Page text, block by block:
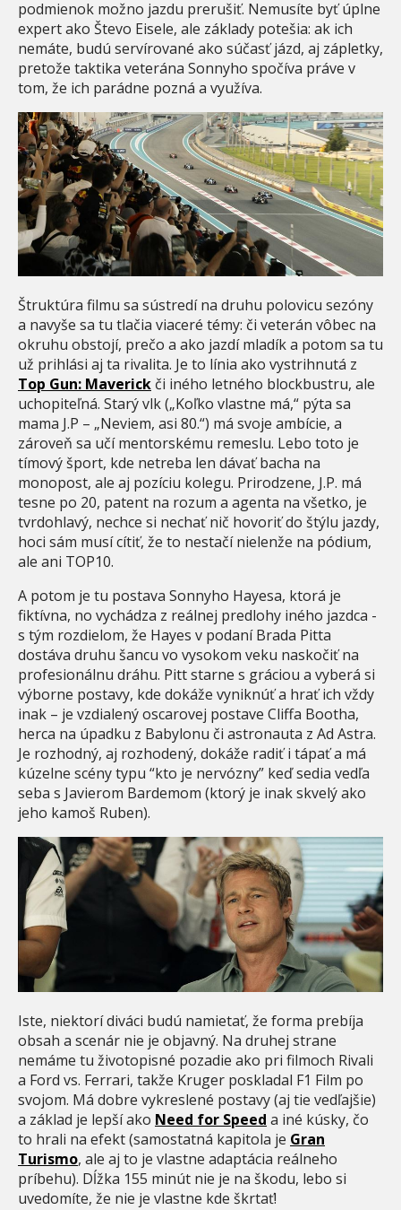
podmienok možno jazdu prerušiť. Nemusíte byť úplne
expert ako Števo Eisele, ale základy potešia: ak ich
nemáte, budú servírované ako súčasť jázd, aj zápletky,
pretože taktika veterána Sonnyho spočíva práve v
tom, že ich parádne pozná a využíva.
Štruktúra filmu sa sústredí na druhu polovicu sezóny
a navyše sa tu tlačia viaceré témy: či veterán vôbec na
okruhu obstojí, prečo a ako jazdí mladík a potom sa tu
už prihlási aj ta rivalita. Je to línia ako vystrihnutá z
Top Gun: Maverick či iného letného blockbustru, ale
uchopiteľná. Starý vlk („Koľko vlastne má,“ pýta sa
mama J.P – „Neviem, asi 80.“) má svoje ambície, a
zároveň sa učí mentorskému remeslu. Lebo toto je
tímový šport, kde netreba len dávať bacha na
monopost, ale aj pozíciu kolegu. Prirodzene, J.P. má
tesne po 20, patent na rozum a agenta na všetko, je
tvrdohlavý, nechce si nechať nič hovoriť do štýlu jazdy,
hoci sám musí cítiť, že to nestačí nielenže na pódium,
ale ani TOP10.
A potom je tu postava Sonnyho Hayesa, ktorá je
fiktívna, no vychádza z reálnej predlohy iného jazdca -
s tým rozdielom, že Hayes v podaní Brada Pitta
dostáva druhu šancu vo vysokom veku naskočiť na
profesionálnu dráhu. Pitt starne s gráciou a vyberá si
výborne postavy, kde dokáže vyniknúť a hrať ich vždy
inak – je vzdialený oscarovej postave Cliffa Bootha,
herca na úpadku z Babylonu či astronauta z Ad Astra.
Je rozhodný, aj rozhodený, dokáže radiť i tápať a má
kúzelne scény typu “kto je nervózny” keď sedia vedľa
seba s Javierom Bardemom (ktorý je inak skvelý ako
jeho kamoš Ruben).
Iste, niektorí diváci budú namietať, že forma prebíja
obsah a scenár nie je objavný. Na druhej strane
nemáme tu životopisné pozadie ako pri filmoch Rivali
a Ford vs. Ferrari, takže Kruger poskladal F1 Film po
svojom. Má dobre vykreslené postavy (aj tie vedľajšie)
a základ je lepší ako Need for Speed a iné kúsky, čo
to hrali na efekt (samostatná kapitola je Gran
Turismo, ale aj to je vlastne adaptácia reálneho
príbehu). Dĺžka 155 minút nie je na škodu, lebo si
uvedomíte, že nie je vlastne kde škrtať!